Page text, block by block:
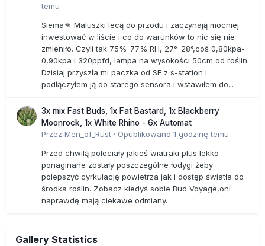
temu
Siema👊 Maluszki lecą do przodu i zaczynają mocniej
inwestować w liście i co do warunków to nic się nie
zmieniło. Czyli tak 75%-77% RH, 27°-28°,coś 0,80kpa-
0,90kpa i 320ppfd, lampa na wysokości 50cm od roślin.
Dzisiaj przyszła mi paczka od SF z s-station i
podłączyłem ją do starego sensora i wstawiłem do...
3x mix Fast Buds, 1x Fat Bastard, 1x Blackberry
Moonrock, 1x White Rhino - 6x Automat
Przez Men_of_Rust · Opublikowano 1 godzinę temu
Przed chwilą poleciały jakieś wiatraki plus lekko
ponaginane zostały poszczególne łodygi żeby
polepszyć cyrkulację powietrza jak i dostęp światła do
środka roślin. Zobacz kiedyś sobie Bud Voyage,oni
naprawdę mają ciekawe odmiany.
Gallery Statistics